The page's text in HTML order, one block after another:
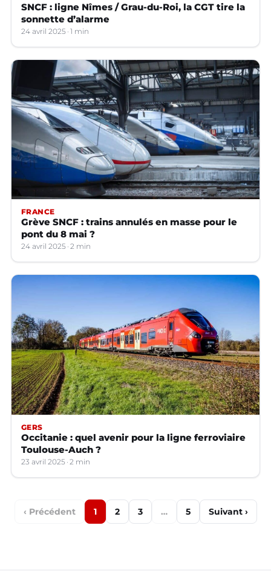
SNCF : ligne Nîmes / Grau-du-Roi, la CGT tire la
sonnette d’alarme
24 avril 2025 1 min
FRANCE
Grève SNCF : trains annulés en masse pour le
pont du 8 mai ?
24 avril 2025 2 min
GERS
Occitanie : quel avenir pour la ligne ferroviaire
Toulouse-Auch ?
23 avril 2025 2 min
‹ Précédent 1 2 3 … 5 Suivant ›